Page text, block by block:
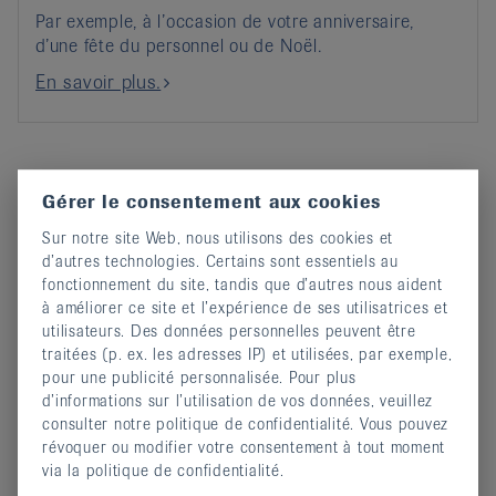
Par exemple, à l’occasion de votre anniversaire,
d’une fête du personnel ou de Noël.
En savoir plus.
Dons de condoléances
Gérer le consentement aux cookies
Sur notre site Web, nous utilisons des cookies et
d’autres technologies. Certains sont essentiels au
fonctionnement du site, tandis que d’autres nous aident
à améliorer ce site et l’expérience de ses utilisatrices et
utilisateurs. Des données personnelles peuvent être
traitées (p. ex. les adresses IP) et utilisées, par exemple,
pour une publicité personnalisée. Pour plus
d’informations sur l’utilisation de vos données, veuillez
consulter notre politique de confidentialité. Vous pouvez
révoquer ou modifier votre consentement à tout moment
via la politique de confidentialité.